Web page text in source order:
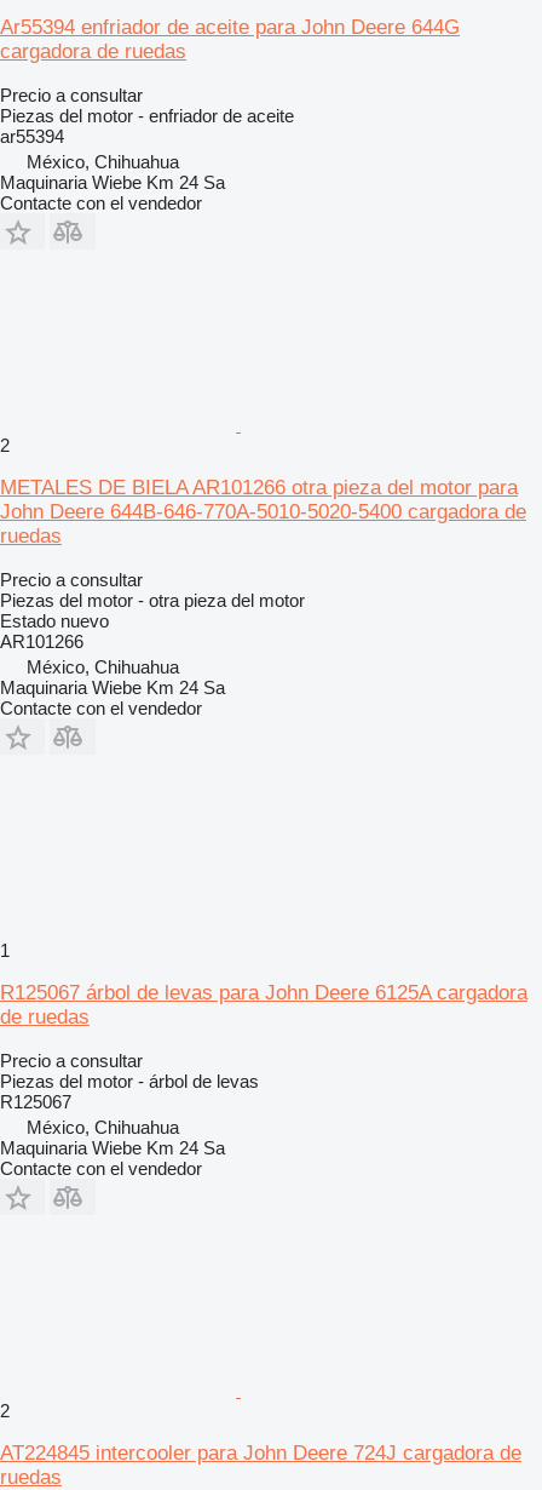
Ar55394 enfriador de aceite para John Deere 644G
cargadora de ruedas
Precio a consultar
Piezas del motor - enfriador de aceite
ar55394
México, Chihuahua
Maquinaria Wiebe Km 24 Sa
Contacte con el vendedor
2
METALES DE BIELA AR101266 otra pieza del motor para
John Deere 644B-646-770A-5010-5020-5400 cargadora de
ruedas
Precio a consultar
Piezas del motor - otra pieza del motor
Estado nuevo
AR101266
México, Chihuahua
Maquinaria Wiebe Km 24 Sa
Contacte con el vendedor
1
R125067 árbol de levas para John Deere 6125A cargadora
de ruedas
Precio a consultar
Piezas del motor - árbol de levas
R125067
México, Chihuahua
Maquinaria Wiebe Km 24 Sa
Contacte con el vendedor
2
AT224845 intercooler para John Deere 724J cargadora de
ruedas